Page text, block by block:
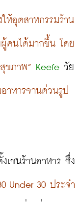
ให้อุตสาหกรรมร้าน
ผู้คนได้มากขึ้น โดย
ขภาพ” Keefe วัย
าหารจานด่วนรูป
เชนร้านอาหาร ซึ่ง
Under 30 ประจำ